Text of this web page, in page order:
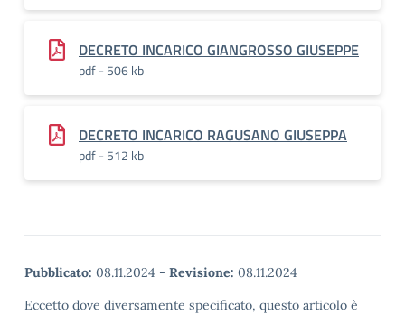
DECRETO INCARICO GIANGROSSO GIUSEPPE
pdf - 506 kb
DECRETO INCARICO RAGUSANO GIUSEPPA
pdf - 512 kb
Pubblicato: 08.11.2024 - Revisione: 08.11.2024
Eccetto dove diversamente specificato, questo articolo è